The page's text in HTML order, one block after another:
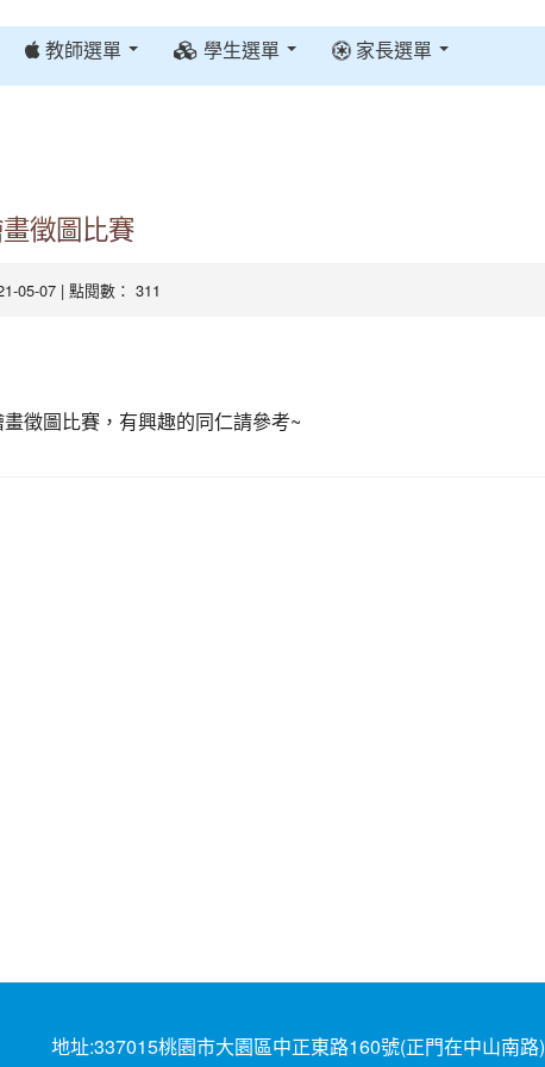
教師選單 學生選單 家長選單
徵圖比賽
05-07 | 點閱數： 311
徵圖比賽，有興趣的同仁請參考~
地址:337015桃園市大園區中正東路160號(正門在中山南路)